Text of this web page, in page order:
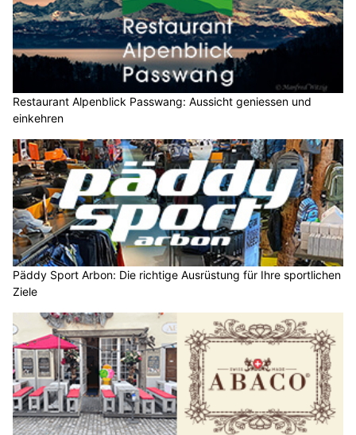
Restaurant Alpenblick Passwang: Aussicht geniessen und
einkehren
Päddy Sport Arbon: Die richtige Ausrüstung für Ihre sportlichen
Ziele